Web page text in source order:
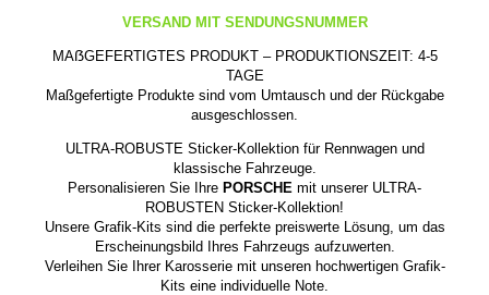
VERSAND MIT SENDUNGSNUMMER
MAẞGEFERTIGTES PRODUKT – PRODUKTIONSZEIT: 4-5
TAGE
Maßgefertigte Produkte sind vom Umtausch und der Rückgabe
ausgeschlossen.
ULTRA-ROBUSTE Sticker-Kollektion für Rennwagen und
klassische Fahrzeuge.
Personalisieren Sie Ihre PORSCHE mit unserer ULTRA-
ROBUSTEN Sticker-Kollektion!
Unsere Grafik-Kits sind die perfekte preiswerte Lösung, um das
Erscheinungsbild Ihres Fahrzeugs aufzuwerten.
Verleihen Sie Ihrer Karosserie mit unseren hochwertigen Grafik-
Kits eine individuelle Note.